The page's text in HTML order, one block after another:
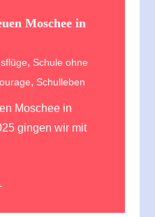
Moschee in
, Schule ohne
, Schulleben
Moschee in
gingen wir mit